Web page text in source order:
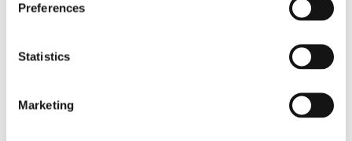
Preferences
Statistics
Marketing